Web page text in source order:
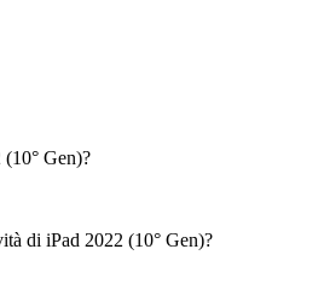
(10° Gen)?
di iPad 2022 (10° Gen)?